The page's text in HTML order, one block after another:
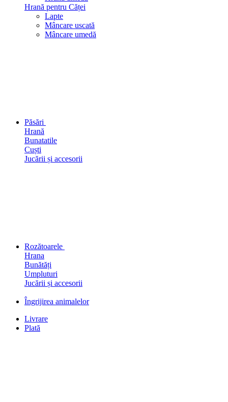
Hrană pentru Căței
Lapte
Mâncare uscată
Mâncare umedă
Păsări
Hrană
Bunatatile
Cuști
Jucării și accesorii
Rozătoarele
Hrana
Bunătăți
Umpluturi
Jucării și accesorii
Îngrijirea animalelor
Livrare
Plată